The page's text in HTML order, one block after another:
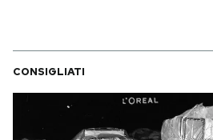
CONSIGLIATI